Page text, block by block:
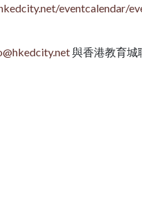
eventcalendar/
與香港教育城